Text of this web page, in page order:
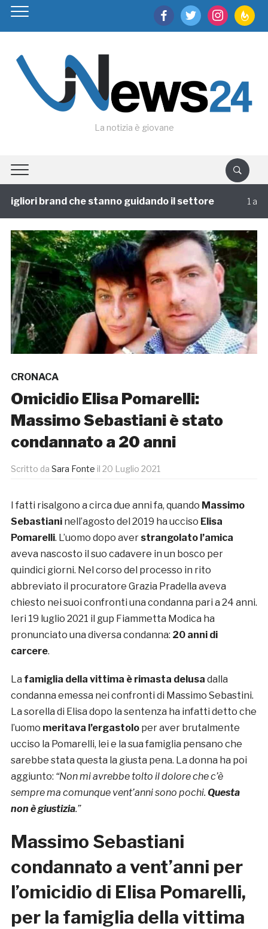
facebooktwitter instagram
La notizia è giovane
brand che stanno guidando il settore 1 annofa
CRONACA
Omicidio Elisa Pomarelli:
Massimo Sebastiani è stato
condannato a 20 anni
Scritto da Sara Fonte il 20 Luglio 2021
I fatti risalgono a circa due anni fa, quando Massimo
Sebastianinell’agosto del 2019 ha ucciso Elisa
Pomarelli. L’uomo dopo aver strangolato l’amica
aveva nascosto il suo cadavere in un bosco per
quindici giorni. Nel corso del processo in rito
abbreviato il procuratore Grazia Pradella aveva
chiesto nei suoi confronti una condanna pari a 24 anni.
Ieri 19 luglio 2021 il gup Fiammetta Modica ha
pronunciato una diversa condanna: 20 anni di
carcere.
La famiglia della vittima è rimasta delusa dalla
condanna emessa nei confronti di Massimo Sebastini.
La sorella di Elisa dopo la sentenza ha infatti detto che
l’uomo meritava l’ergastoloper aver brutalmente
ucciso la Pomarelli, lei e la sua famiglia pensano che
sarebbe stata questa la giusta pena. La donna ha poi
aggiunto: “Non mi avrebbe tolto il dolore che c’è
sempre ma comunque vent’anni sono pochi. Questa
non è giustizia.”
Massimo Sebastiani
condannato a vent’anni per
l’omicidio di Elisa Pomarelli,
per la famiglia della vittima